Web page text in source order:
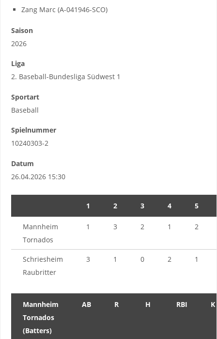
Zang Marc (A-041946-SCO)
Saison
2026
Liga
2. Baseball-Bundesliga Südwest 1
Sportart
Baseball
Spielnummer
10240303-2
Datum
26.04.2026 15:30
1 2 3 4 5
Mannheim
Tornados
1 3 2 1 2
Schriesheim
Raubritter
3 1 0 2 1
Mannheim
Tornados
(Batters)
AB R H RBI K